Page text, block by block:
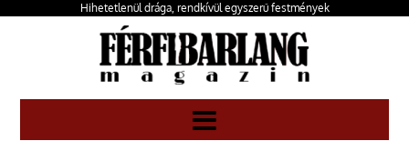
Hihetetlenül drága, rendkívül egyszerű festmények